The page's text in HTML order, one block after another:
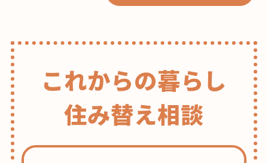
これからの暮らし
住み替え相談